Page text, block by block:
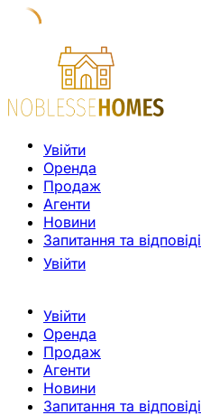
Увійти
Оренда
Продаж
Агенти
Новини
Запитання та відповіді
Увійти
Увійти
Оренда
Продаж
Агенти
Новини
Запитання та відповіді